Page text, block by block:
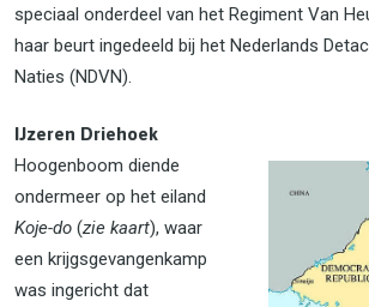
speciaal onderdeel van het Regiment Van
haar beurt ingedeeld bij het Nederlands
Naties (NDVN).
IJzeren Driehoek
Hoogenboom diende
ondermeer op het eiland
Koje-do (zie kaart), waar
een krijgsgevangenkamp
was ingericht dat